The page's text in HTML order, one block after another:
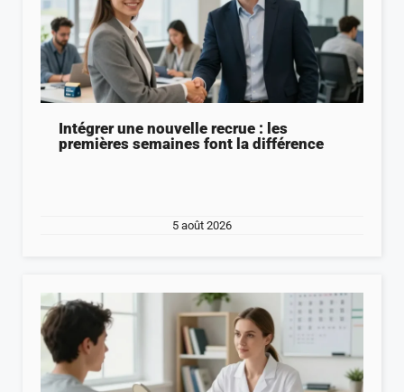
Intégrer une nouvelle recrue : les
premières semaines font la différence
5 août 2026